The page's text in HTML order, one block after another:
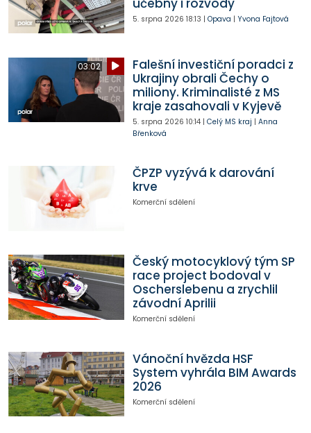
učebny i rozvody
5. srpna 2026 18:13 | Opava | Yvona Fajtová
03:02
Falešní investiční poradci z
Ukrajiny obrali Čechy o
miliony. Kriminalisté z MS
kraje zasahovali v Kyjevě
5. srpna 2026 10:14| Celý MS kraj | Anna
Břenková
ČPZP vyzývá k darování
krve
Komerční sdělení
Český motocyklový tým SP
race project bodoval v
Oscherslebenu a zrychlil
závodní Aprilii
Komerční sdělení
Vánoční hvězda HSF
System vyhrála BIM Awards
2026
Komerční sdělení